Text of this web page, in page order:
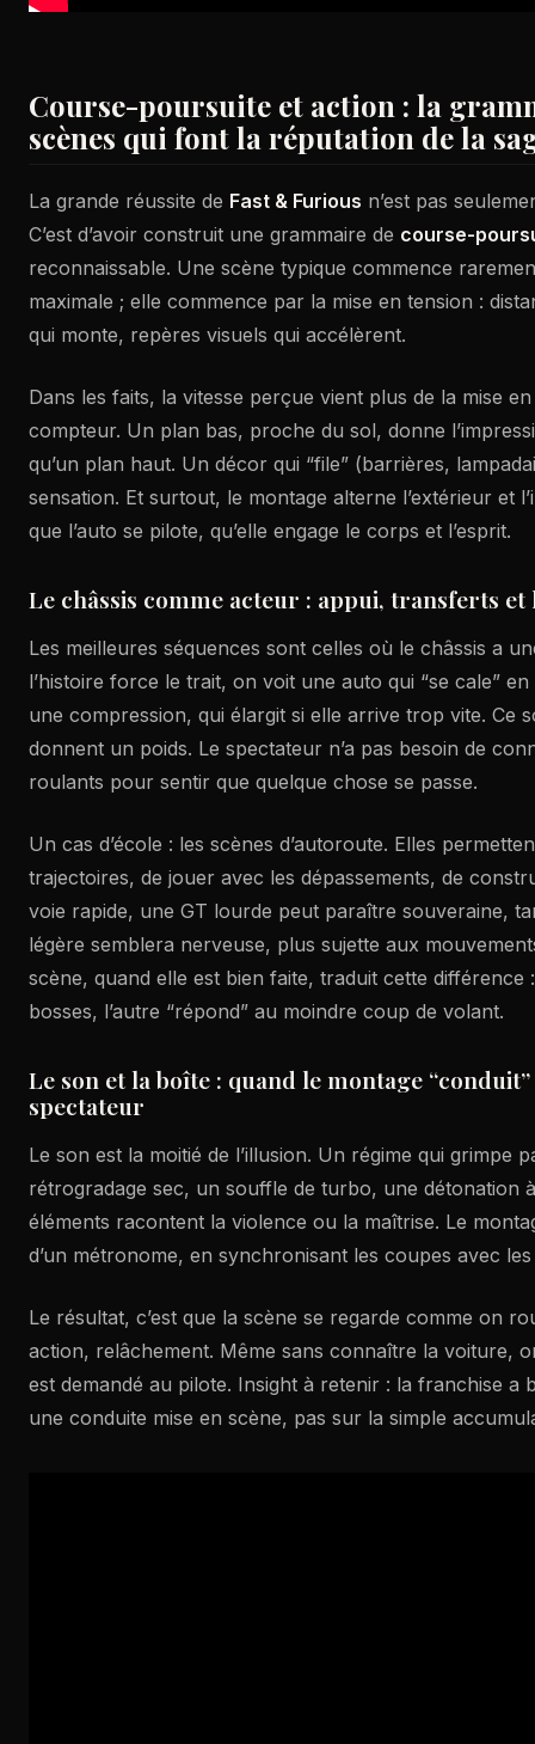
Course-poursuite et action : la
scènes qui font la réputation de la
La grande réussite de Fast & Furious n’est pas
C’est d’avoir construit une grammaire de course-
reconnaissable. Une scène typique commence
maximale ; elle commence par la mise en tension :
qui monte, repères visuels qui accélèrent.
Dans les faits, la vitesse perçue vient plus de la mise
compteur. Un plan bas, proche du sol, donne
qu’un plan haut. Un décor qui “file” (barrières,
sensation. Et surtout, le montage alterne l’extérieur et
que l’auto se pilote, qu’elle engage le corps et l’esprit.
Le châssis comme acteur : appui, transferts
Les meilleures séquences sont celles où le châssis a
l’histoire force le trait, on voit une auto qui “se cale” en
une compression, qui élargit si elle arrive trop vite. Ce
donnent un poids. Le spectateur n’a pas besoin de
roulants pour sentir que quelque chose se passe.
Un cas d’école : les scènes d’autoroute. Elles
trajectoires, de jouer avec les dépassements, de
voie rapide, une GT lourde peut paraître souveraine,
légère semblera nerveuse, plus sujette aux
scène, quand elle est bien faite, traduit cette différence :
bosses, l’autre “répond” au moindre coup de volant.
Le son et la boîte : quand le montage
spectateur
Le son est la moitié de l’illusion. Un régime qui grimpe
rétrogradage sec, un souffle de turbo, une détonation
éléments racontent la violence ou la maîtrise. Le
d’un métronome, en synchronisant les coupes avec
Le résultat, c’est que la scène se regarde comme on
action, relâchement. Même sans connaître la voiture,
est demandé au pilote. Insight à retenir : la franchise a
une conduite mise en scène, pas sur la simple